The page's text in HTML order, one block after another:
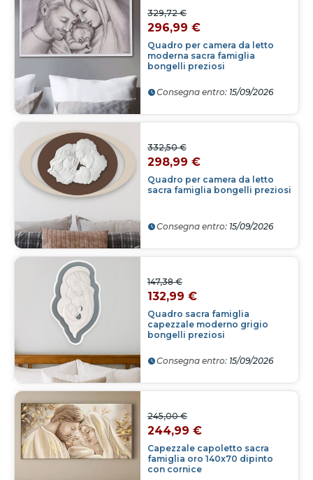
Quadro per camera da letto
moderna sacra famiglia
bongelli preziosi
329,72 €
296,99 €
Consegna entro: 15/09/2026
Quadro per camera da letto
sacra famiglia bongelli preziosi
332,50 €
298,99 €
Consegna entro: 15/09/2026
Quadro sacra famiglia
capezzale moderno grigio
bongelli preziosi
147,38 €
132,99 €
Consegna entro: 15/09/2026
Capezzale capoletto sacra
famiglia oro 140x70 dipinto
con cornice
245,00 €
244,99 €